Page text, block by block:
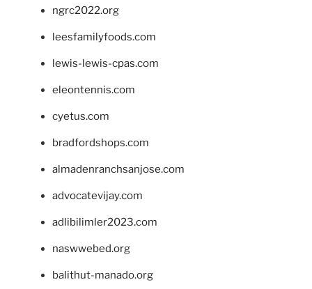
ngrc2022.org
leesfamilyfoods.com
lewis-lewis-cpas.com
eleontennis.com
cyetus.com
bradfordshops.com
almadenranchsanjose.com
advocatevijay.com
adlibilimler2023.com
naswwebed.org
balithut-manado.org